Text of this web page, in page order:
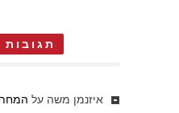
איזנמן משה על